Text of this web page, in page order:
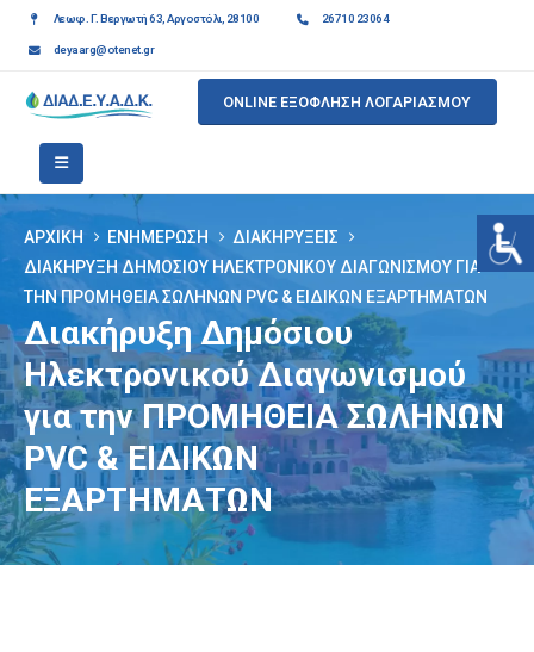
Λεωφ. Γ. Βεργωτή 63, Αργοστόλι, 28100 26710 23064
deyaarg@otenet.gr
ONLINE ΕΞΟΦΛΗΣΗ ΛΟΓΑΡΙΑΣΜΟΥ
ΑΡΧΙΚΉ ΕΝΗΜΈΡΩΣΗ
ΔΙΑΚΗΡΎΞΕΙΣ
ΔΙΑΚΉΡΥΞΗ ΔΗΜΌΣΙΟΥ ΗΛΕΚΤΡΟΝΙΚΟΎ ΔΙΑΓΩΝΙΣΜΟΎ ΓΙΑ
ΤΗΝ ΠΡΟΜΗΘΕΙΑ ΣΩΛΗΝΩΝ PVC & ΕΙΔΙΚΩΝ ΕΞΑΡΤΗΜΑΤΩΝ
Διακήρυξη Δημόσιου
Ηλεκτρονικού Διαγωνισμού
για την ΠΡΟΜΗΘΕΙΑ ΣΩΛΗΝΩΝ
PVC & ΕΙΔΙΚΩΝ
ΕΞΑΡΤΗΜΑΤΩΝ